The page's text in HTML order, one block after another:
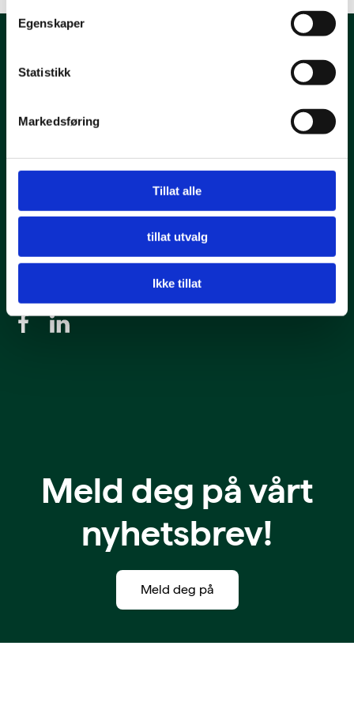
Egenskaper
Statistikk
Markedsføring
Tillat alle
tillat utvalg
Ikke tillat
Hovedkontor - Kristiansand
Meld deg på vårt
nyhetsbrev!
Meld deg på